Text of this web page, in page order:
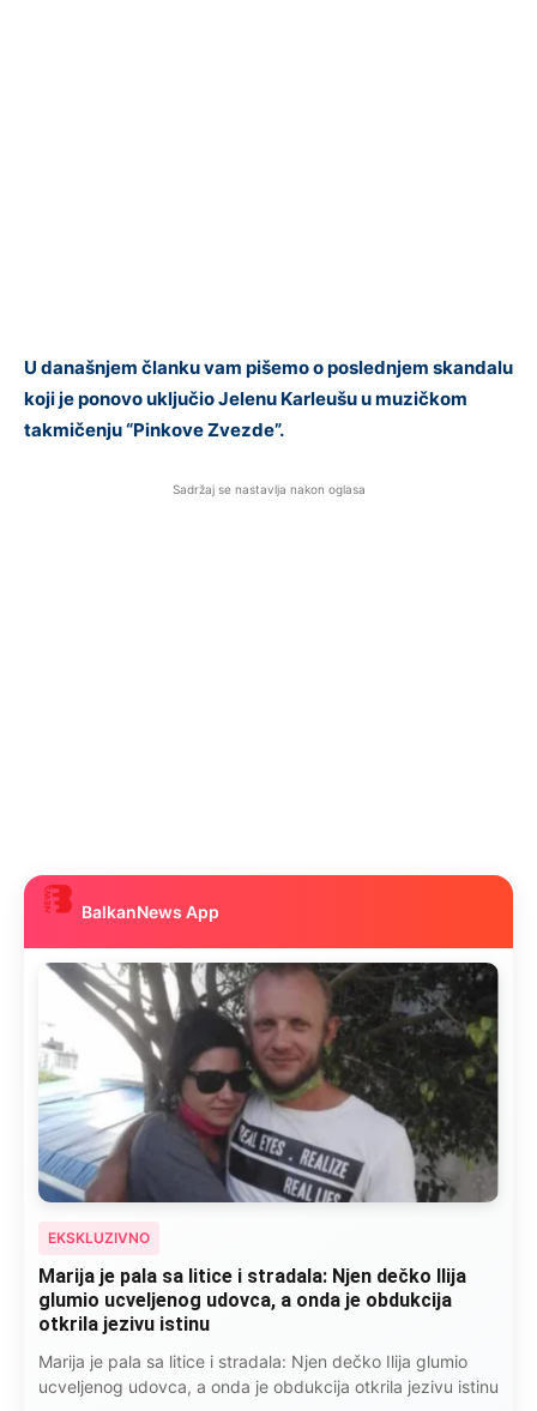
U današnjem članku vam pišemo o poslednjem skandalu
koji je ponovo uključio Jelenu Karleušu u muzičkom
takmičenju “Pinkove Zvezde”.
Sadržaj se nastavlja nakon oglasa
BalkanNews App
EKSKLUZIVNO
Kad se Marin suprug razbolio ona ga kupala,
pelene mu mijenjala: Jedno jutro je poslao po
čokoladu..
Kad se Marin suprug razbolio ona ga kupala, pelene mu
mijenjala: Jedno jutro je poslao po čokoladu..